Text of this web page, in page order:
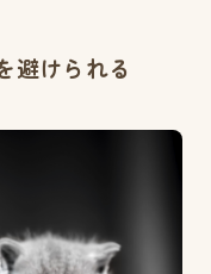
避けられる